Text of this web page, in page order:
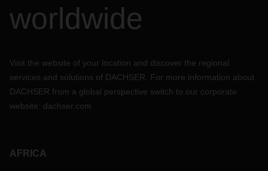
worldwide
Visit the website of your location and discover the regional
services and solutions of DACHSER. For more information about
DACHSER from a global perspective switch to our corporate
website: dachser.com
AFRICA